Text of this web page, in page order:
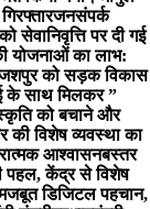
जनसंपर्क
पर दी गई
योजनाओं का लाभ:
को सड़क विकास
के साथ मिलकर ”
को बचाने और
विशेष व्यवस्था का
आश्वासनबस्तर
पहल, केंद्र से विशेष
डिजिटल पहचान,